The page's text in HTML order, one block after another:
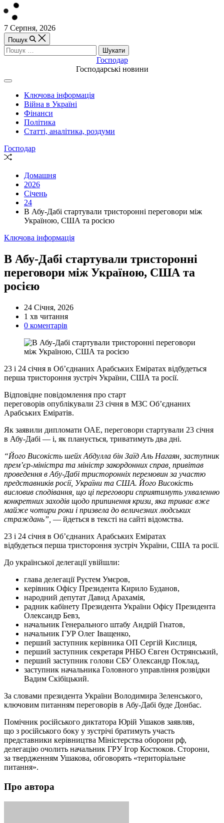
Перейти
до
вмісту
7 Серпня, 2026
Пошук
Пошук:
Господар
Господарські новини
Off
Canvas
(поза
полотном)
Ключова інформація
Війна в Україні
Фінанси
Політика
Статті, аналітика, роздуми
Господар
Випадкова
Домашня
2026
Січень
24
В Абу-Дабі стартували тристоронні переговори між
Україною, США та росією
Категорії
Ключова інформація
В Абу-Дабі стартували тристоронні
переговори між Україною, США та
росією
24 Січня, 2026
Орієнтовний
час
1 хв читання
0 коментарів
23 і 24 січня в Об’єднаних Арабських Еміратах відбудеться
перша тристороння зустріч України, США та росії.
Відповідне повідомлення про старт
переговорів опублікували 23 січня в МЗС Об’єднаних
Арабських Еміратів.
Як заявили дипломати ОАЕ, переговори стартували 23 січня
в Абу-Дабі — і, як планується, триватимуть два дні.
“Його Високість шейх Абдулла бін Заїд Аль Нагаян, заступник
прем’єр-міністра та міністр закордонних справ, привітав
проведення в Абу-Дабі тристоронніх перемовин за участю
представників росії, України та США. Його Високість
висловив сподівання, що ці переговори сприятимуть ухваленню
конкретних заходів щодо припинення кризи, яка триває вже
майже чотири роки і призвела до величезних людських
страждань”, — йдеться в тексті на сайті відомства.
23 і 24 січня в Об’єднаних Арабських Еміратах
відбудеться перша тристороння зустріч України, США та росії.
До української делегації увійшли:
глава делегації Рустем Умєров,
керівник Офісу Президента Кирило Буданов,
народний депутат Давид Арахамія,
радник кабінету Президента України Офісу Президента
Олександр Бевз,
начальник Генерального штабу Андрій Гнатов,
начальник ГУР Олег Іващенко,
перший заступник керівника ОП Сергій Кислиця,
перший заступник секретаря РНБО Євген Острянський,
перший заступник голови СБУ Олександр Поклад,
заступник начальника Головного управління розвідки
Вадим Скібіцький.
За словами президента України Володимира Зеленського,
ключовим питанням переговорів в Абу-Дабі буде Донбас.
Помічник російського диктатора Юрій Ушаков заявляв,
що з російського боку у зустрічі братимуть участь
представники керівництва Міністерства оборони рф,
делегацію очолить начальник ГРУ Ігор Костюков. Сторони,
за твердженням Ушакова, обговорять «територіальне
питання».
Про автора